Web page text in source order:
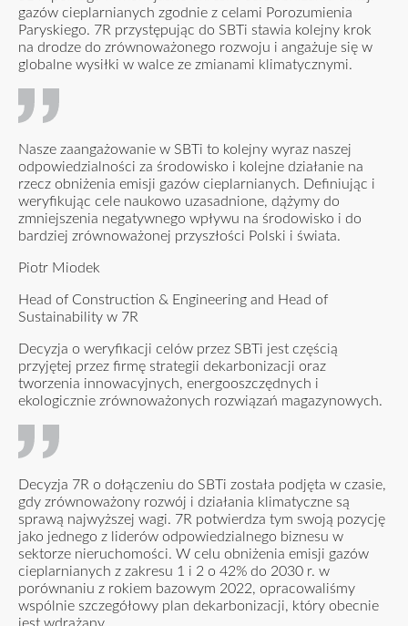
gazów cieplarnianych zgodnie z celami Porozumienia
Paryskiego. 7R przystępując do SBTi stawia kolejny krok
na drodze do zrównoważonego rozwoju i angażuje się w
globalne wysiłki w walce ze zmianami klimatycznymi.
Nasze zaangażowanie w SBTi to kolejny wyraz naszej
odpowiedzialności za środowisko i kolejne działanie na
rzecz obniżenia emisji gazów cieplarnianych. Definiując i
weryfikując cele naukowo uzasadnione, dążymy do
zmniejszenia negatywnego wpływu na środowisko i do
bardziej zrównoważonej przyszłości Polski i świata.
Piotr Miodek
Head of Construction & Engineering and Head of
Sustainability w 7R
Decyzja o weryfikacji celów przez SBTi jest częścią
przyjętej przez firmę strategii dekarbonizacji oraz
tworzenia innowacyjnych, energooszczędnych i
ekologicznie zrównoważonych rozwiązań magazynowych.
Decyzja 7R o dołączeniu do SBTi została podjęta w czasie,
gdy zrównoważony rozwój i działania klimatyczne są
sprawą najwyższej wagi. 7R potwierdza tym swoją pozycję
jako jednego z liderów odpowiedzialnego biznesu w
sektorze nieruchomości. W celu obniżenia emisji gazów
cieplarnianych z zakresu 1 i 2 o 42% do 2030 r. w
porównaniu z rokiem bazowym 2022, opracowaliśmy
wspólnie szczegółowy plan dekarbonizacji, który obecnie